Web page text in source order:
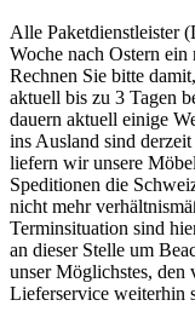
Alle Paketdienstleister
Woche nach Ostern ein
Rechnen Sie bitte
aktuell bis zu 3 Tagen
dauern aktuell einige
ins Ausland sind
liefern wir unsere
Speditionen die
nicht mehr
Terminsituation sind
an dieser Stelle um
unser Möglichstes, den
Lieferservice weiterhin